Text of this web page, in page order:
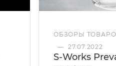
ОБЗОРЫ
— 27.07.2022
S-Works